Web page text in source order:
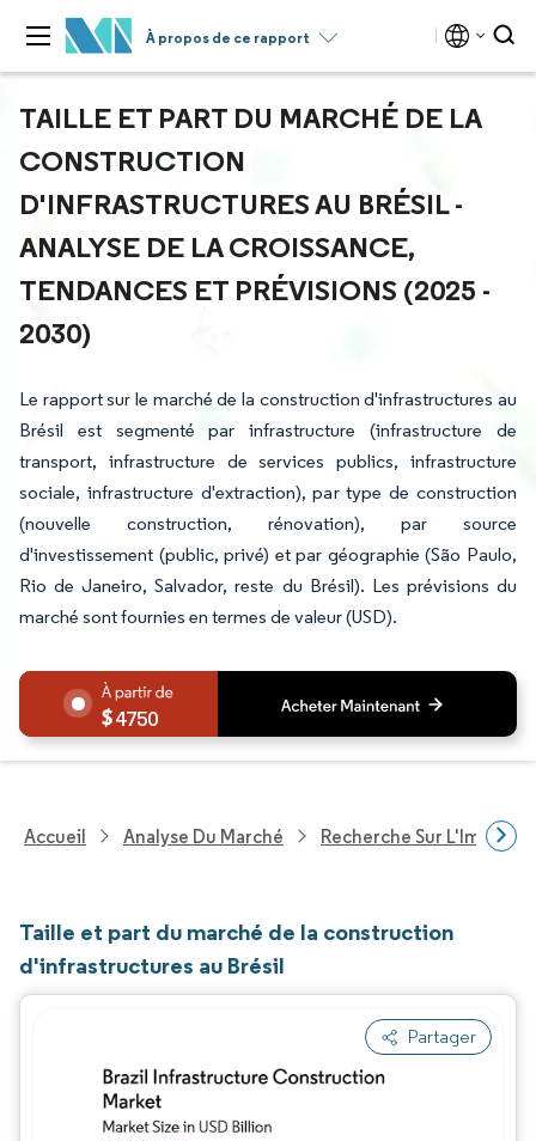
À propos de ce rapport
TAILLE ET PART DU MARCHÉ DE LA
CONSTRUCTION
D'INFRASTRUCTURES AU BRÉSIL -
ANALYSE DE LA CROISSANCE,
TENDANCES ET PRÉVISIONS (2025 -
2030)
Le rapport sur le marché de la construction d'infrastructures au
Brésil est segmenté par infrastructure (infrastructure de
transport, infrastructure de services publics, infrastructure
sociale, infrastructure d'extraction), par type de construction
(nouvelle construction, rénovation), par source
d'investissement (public, privé) et par géographie (São Paulo,
Rio de Janeiro, Salvador, reste du Brésil). Les prévisions du
marché sont fournies en termes de valeur (USD).
4750
Accueil Analyse Du Marché Recherche Sur
Taille et part du marché de la construction
d'infrastructures au Brésil
Partager